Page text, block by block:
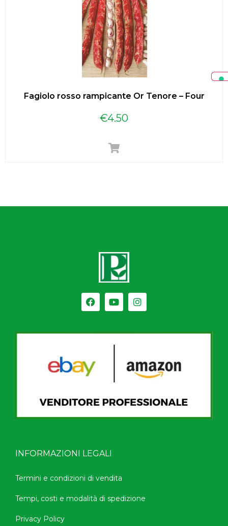
Fagiolo rosso rampicante Or Tenore – Four
€4.50
INFORMAZIONI LEGALI
Termini e condizioni di vendita
Tempi, costi e modalità di spedizione
Privacy Policy